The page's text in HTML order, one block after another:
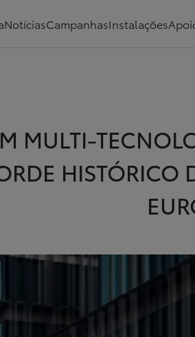
NotíciasCampanhasInstalações
MULTI-
HISTÓRICO